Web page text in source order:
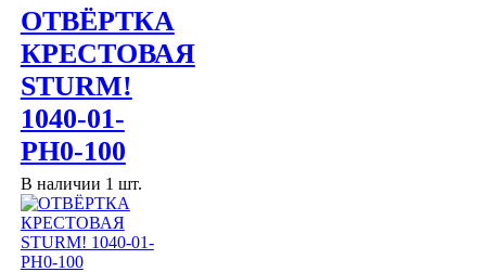
ОТВЁРТКА
КРЕСТОВАЯ
STURM!
1040-01-
PH0-100
В наличии 1 шт.